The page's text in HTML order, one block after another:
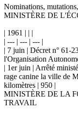
Nominations,
MINISTÈRE DE
| 1961 | | |
| --- | --- | --- |
| 7 juin | Décret n° 61-
l'Organisation
| 1er juin | Arrêté
rage canine la ville de
kilomètres | 950 |
MINISTÈRE DE LA
TRAVAIL